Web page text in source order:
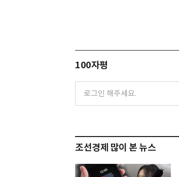
100자평
조선경제 많이 본 뉴스